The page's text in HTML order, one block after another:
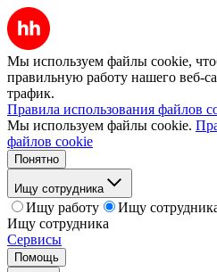
Мы используем файлы cookie,
правильную работу нашего веб-
трафик.
Правила использования файлов
Мы используем файлы cookie.
файлов cookie
Понятно
Ищу сотрудника
Ищу работу
Ищу
Ищу сотрудника
Сервисы
Помощь